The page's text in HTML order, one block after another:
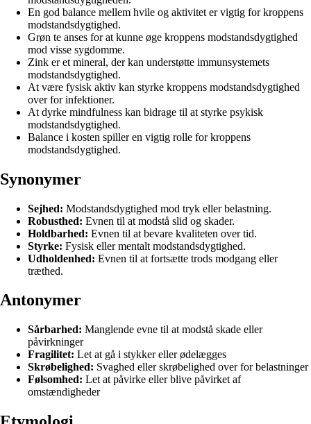
En god balance mellem hvile og aktivitet er vigtig for kroppens
modstandsdygtighed.
Grøn te anses for at kunne øge kroppens modstandsdygtighed
mod visse sygdomme.
Zink er et mineral, der kan understøtte immunsystemets
modstandsdygtighed.
At være fysisk aktiv kan styrke kroppens modstandsdygtighed
over for infektioner.
At dyrke mindfulness kan bidrage til at styrke psykisk
modstandsdygtighed.
Balance i kosten spiller en vigtig rolle for kroppens
modstandsdygtighed.
Synonymer
Sejhed: Modstandsdygtighed mod tryk eller belastning.
Robusthed: Evnen til at modstå slid og skader.
Holdbarhed: Evnen til at bevare kvaliteten over tid.
Styrke: Fysisk eller mentalt modstandsdygtighed.
Udholdenhed: Evnen til at fortsætte trods modgang eller
træthed.
Antonymer
Sårbarhed: Manglende evne til at modstå skade eller
påvirkninger
Fragilitet: Let at gå i stykker eller ødelægges
Skrøbelighed: Svaghed eller skrøbelighed over for belastninger
Følsomhed: Let at påvirke eller blive påvirket af
omstændigheder